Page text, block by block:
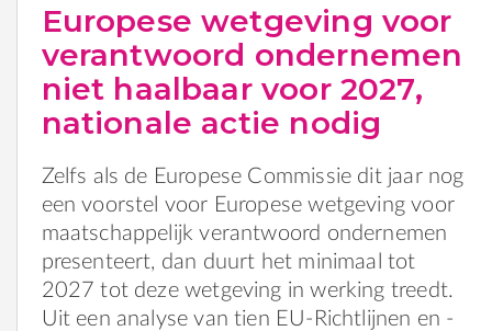
Europese wetgeving voor
verantwoord ondernemen
niet haalbaar voor 2027,
nationale actie nodig
Zelfs als de Europese Commissie dit jaar nog
een voorstel voor Europese wetgeving voor
maatschappelijk verantwoord ondernemen
presenteert, dan duurt het minimaal tot
2027 tot deze wetgeving in werking treedt.
Uit een analyse van tien EU-Richtlijnen en -